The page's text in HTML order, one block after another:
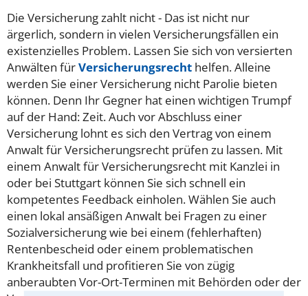
Die Versicherung zahlt nicht - Das ist nicht nur
ärgerlich, sondern in vielen Versicherungsfällen ein
existenzielles Problem. Lassen Sie sich von versierten
Anwälten fürVersicherungsrecht helfen. Alleine
werden Sie einer Versicherung nicht Parolie bieten
können. Denn Ihr Gegner hat einen wichtigen Trumpf
auf der Hand: Zeit. Auch vor Abschluss einer
Versicherung lohnt es sich den Vertrag von einem
Anwalt für Versicherungsrecht prüfen zu lassen. Mit
einem Anwalt für Versicherungsrecht mit Kanzlei in
oder bei Stuttgart können Sie sich schnell ein
kompetentes Feedback einholen. Wählen Sie auch
einen lokal ansäßigen Anwalt bei Fragen zu einer
Sozialversicherung wie bei einem (fehlerhaften)
Rentenbescheid oder einem problematischen
Krankheitsfall und profitieren Sie von zügig
anberaubten Vor-Ort-Terminen mit Behörden oder der